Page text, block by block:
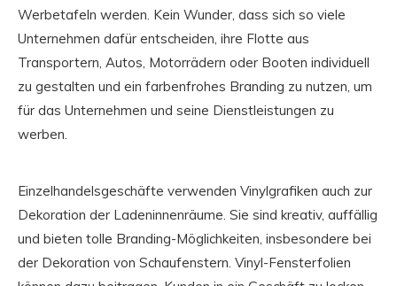
Werbetafeln werden. Kein Wunder, dass sich so viele
Unternehmen dafür entscheiden, ihre Flotte aus
Transportern, Autos, Motorrädern oder Booten individuell
zu gestalten und ein farbenfrohes Branding zu nutzen, um
für das Unternehmen und seine Dienstleistungen zu
werben.
Einzelhandelsgeschäfte verwenden Vinylgrafiken auch zur
Dekoration der Ladeninnenräume. Sie sind kreativ, auffällig
und bieten tolle Branding-Möglichkeiten, insbesondere bei
der Dekoration von Schaufenstern. Vinyl-Fensterfolien